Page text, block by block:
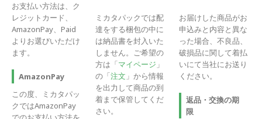
お支払い方法は、ク
レジットカード、
AmazonPay、Paid
よりお選びいただけ
ます。
AmazonPay
この度、ミカタパッ
クではAmazonPay
ミカタパックでは配
達をする梱包の中に
は納品書を封入いた
しません。ご希望の
方は「マイページ 」
の「注文 」から情報
を出力して商品の到
着まで保管してくだ
さい。
お届けした商品がお
申込みと内容と異な
った場合、不良品、
破損品に関して着払
いにて当社にお送り
ください。
返品・交換の期
限